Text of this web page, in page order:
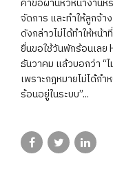
จัดการ และทำให้ลูกจ้า
ดังกล่าวไม่ได้ทำให้หน้
ยื่นขอใช้วันพักร้อนเลย
ธันวาคม แล้วบอกว่า “
เพราะกฎหมายไม่ได้ก
ร้อนอยู่ในระบบ”...